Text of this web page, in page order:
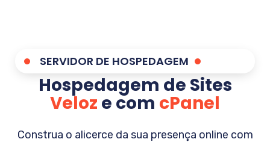
SERVIDOR DE HOSPEDAGEM
Hospedagem de Sites
Veloz e com cPanel
Construa o alicerce da sua presença online com